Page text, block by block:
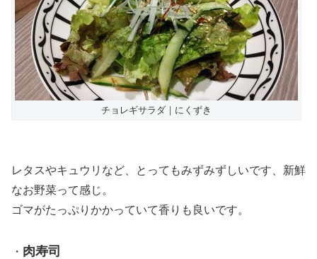
チョレギサラダ｜にくずき
レタスやキュウリなど、とってもみずみずしいです、新鮮
なお野菜って感じ。
ゴマがたっぷりかかっていて香りも良いです。
・ 肉寿司